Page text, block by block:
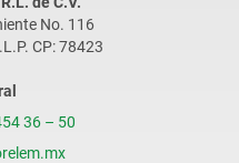
No. 116
CP: 78423
36 – 50